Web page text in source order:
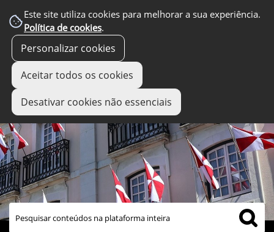
Este site utiliza cookies para melhorar a sua experiência.
Política de cookies.
Personalizar cookies
Aceitar todos os cookies
Desativar cookies não essenciais
links úteis